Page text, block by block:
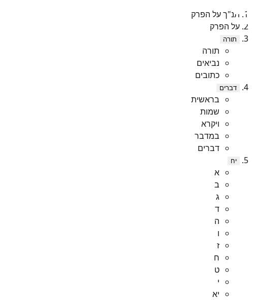
תנ"ך על הפרק
על הפרק
תורה
תורה
נביאים
כתובים
דברים
בראשית
שמות
ויקרא
במדבר
דברים
יח
א
ב
ג
ד
ה
ו
ז
ח
ט
י
יא